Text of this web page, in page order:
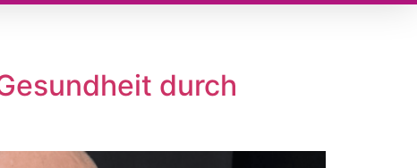
durch